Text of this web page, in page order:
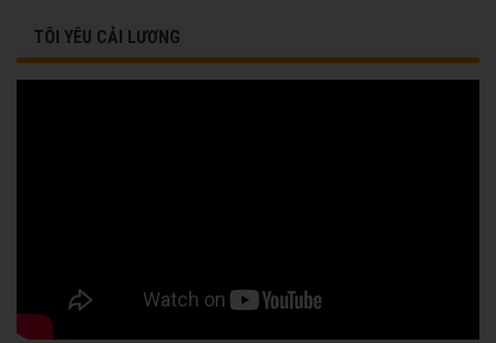
TÔI YÊU CẢI LƯƠNG